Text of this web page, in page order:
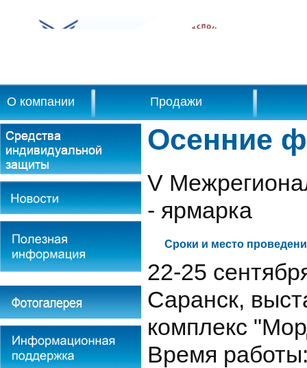
О компании Продажи
Осенние
V
- ярмарка
Сроки и место
22-25
Саранск,
комплекс
Время